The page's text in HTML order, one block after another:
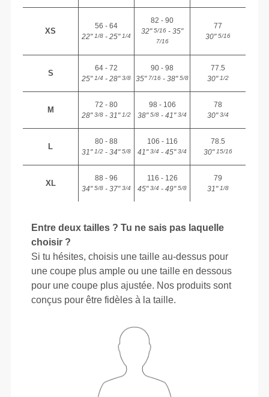
XS
56 - 64
22"1/8 - 25"1/4
82 - 90
32"5/16 - 35"
7/16
77
30"5/16
S
64 - 72
25"1/4 - 28"3/8
90 - 98
35"7/16 - 38"5/8
77.5
30"1/2
M
72 - 80
28"3/8 - 31"1/2
98 - 106
38"5/8 - 41"3/4
78
30"3/4
L
80 - 88
31"1/2 - 34"5/8
106 - 116
41"3/4 - 45"3/4
78.5
30"15/16
XL
88 - 96
34"5/8 - 37"3/4
116 - 126
45"3/4 - 49"5/8
79
31"1/8
Entre deux tailles ? Tu ne sais pas laquelle
choisir ?
Si tu hésites, choisis une taille au-dessus pour
une coupe plus ample ou une taille en dessous
pour une coupe plus ajustée. Nos produits sont
conçus pour être fidèles à la taille.